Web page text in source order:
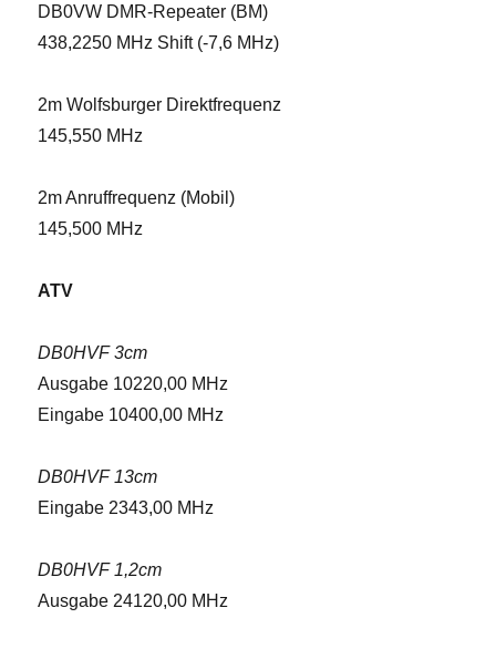
DB0VW DMR-Repeater (BM)
438,2250 MHz Shift (-7,6 MHz)
2m Wolfsburger Direktfrequenz
145,550 MHz
2m Anruffrequenz (Mobil)
145,500 MHz
ATV
DB0HVF 3cm
Ausgabe 10220,00 MHz
Eingabe 10400,00 MHz
DB0HVF 13cm
Eingabe 2343,00 MHz
DB0HVF 1,2cm
Ausgabe 24120,00 MHz